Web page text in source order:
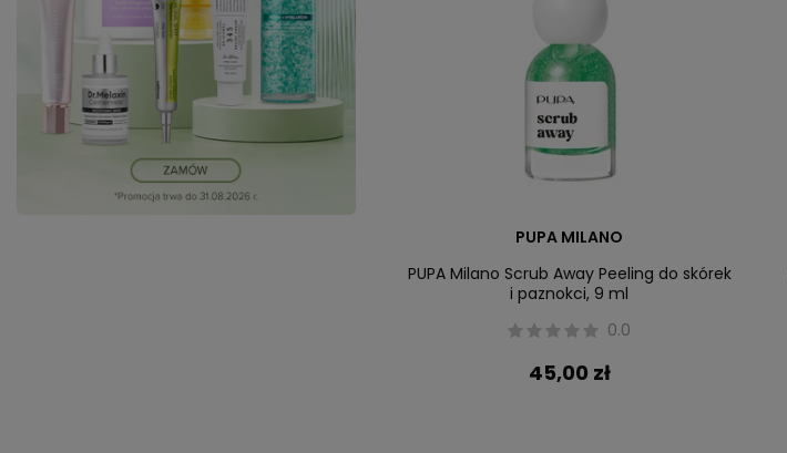
PUPA MILANO
PUPA Milano Scrub Away Peeling do skórek
i paznokci, 9 ml
0.0
45,00 zł